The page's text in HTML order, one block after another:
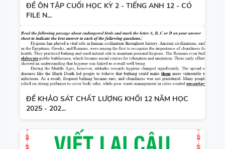
ĐỀ ÔN TẬP CUỐI HỌC KỲ 2 - TIẾNG ANH 12 - CÓ
FILE N...
ĐỀ KHẢO SÁT CHẤT LƯỢNG KHỐI 12 NĂM HỌC
2025 - 202...